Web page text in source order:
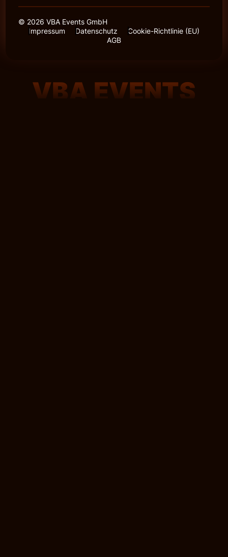
© 2026 VBA Events GmbH
Impressum
Datenschutz
Cookie-Richtlinie (EU)
AGB
VBA EVENTS